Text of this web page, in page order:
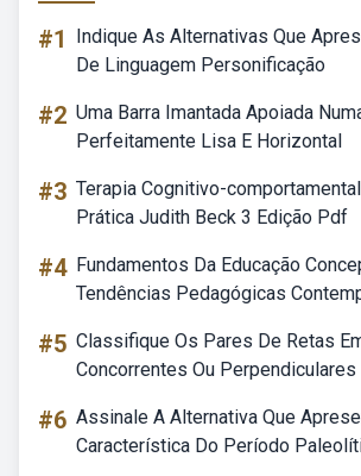
#1
Indique As Alternativas Que
De Linguagem Personificação
#2 Uma Barra Imantada Apoiada
Perfeitamente Lisa E Horizontal
#3 Terapia Cognitivo-
Prática Judith Beck 3 Edição Pdf
#4 Fundamentos Da Educação
Tendências Pedagógicas
#5 Classifique Os Pares De Retas
Concorrentes Ou Perpendiculares
#6 Assinale A Alternativa Que
Característica Do Período